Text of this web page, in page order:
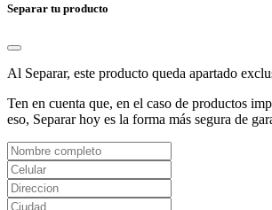
Separar tu producto
Al Separar, este producto queda apartado
Ten en cuenta que, en el caso de productos
eso, Separar hoy es la forma más segura de